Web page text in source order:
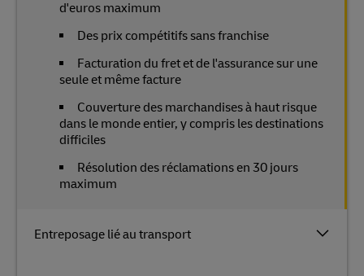
Entreposage lié au transport
d'euros maximum
Des prix compétitifs sans franchise
Facturation du fret et de l'assurance sur une
seule et même facture
Couverture des marchandises à haut risque
dans le monde entier, y compris les destinations
difficiles
Résolution des réclamations en 30 jours
maximum